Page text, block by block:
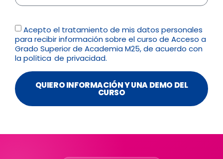
Acepto el tratamiento de mis datos personales
para recibir información sobre el curso de Acceso a
Grado Superior de Academia M25, de acuerdo con
lapolítica de privacidad.
QUIERO INFORMACIÓN Y UNA DEMO DEL
CURSO